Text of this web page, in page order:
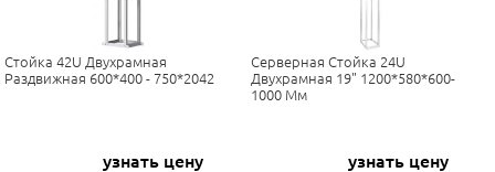
Стойка 42U Двухрамная
Раздвижная 600*400 - 750*2042
узнать цену
Серверная Стойка 24U
Двухрамная 19" 1200*580*600-
1000 Мм
узнать цену